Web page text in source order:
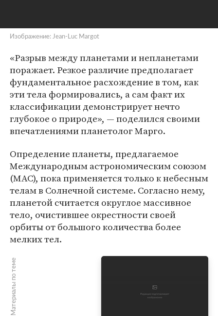
Изображение: Jean-Luc Margot
«Разрыв между планетами и непланетами
поражает. Резкое различие предполагает
фундаментальное расхождение в том, как
эти тела формировались, а сам факт их
классификации демонстрирует нечто
глубокое о природе», — поделился своими
впечатлениями планетолог Марго.
Определение планеты, предлагаемое
Международным астрономическим союзом
(МАС), пока применяется только к небесным
телам в Солнечной системе. Согласно нему,
планетой считается округлое массивное
тело, очистившее окрестности своей
орбиты от большого количества более
мелких тел.
Материалы по теме